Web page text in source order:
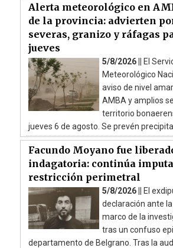
Alerta meteorológico en
de la provincia: advierten
severas, granizo y ráfagas
jueves
5/8/2026 || El
Meteorológico
aviso de nivel
AMBA y amplios
territorio
jueves 6 de agosto. Se prevén
Facundo Moyano fue
indagatoria: continúa
restricción perimetral
5/8/2026 || El
declaración ante
marco de la
tras un confuso
departamento de Belgrano. Tras la